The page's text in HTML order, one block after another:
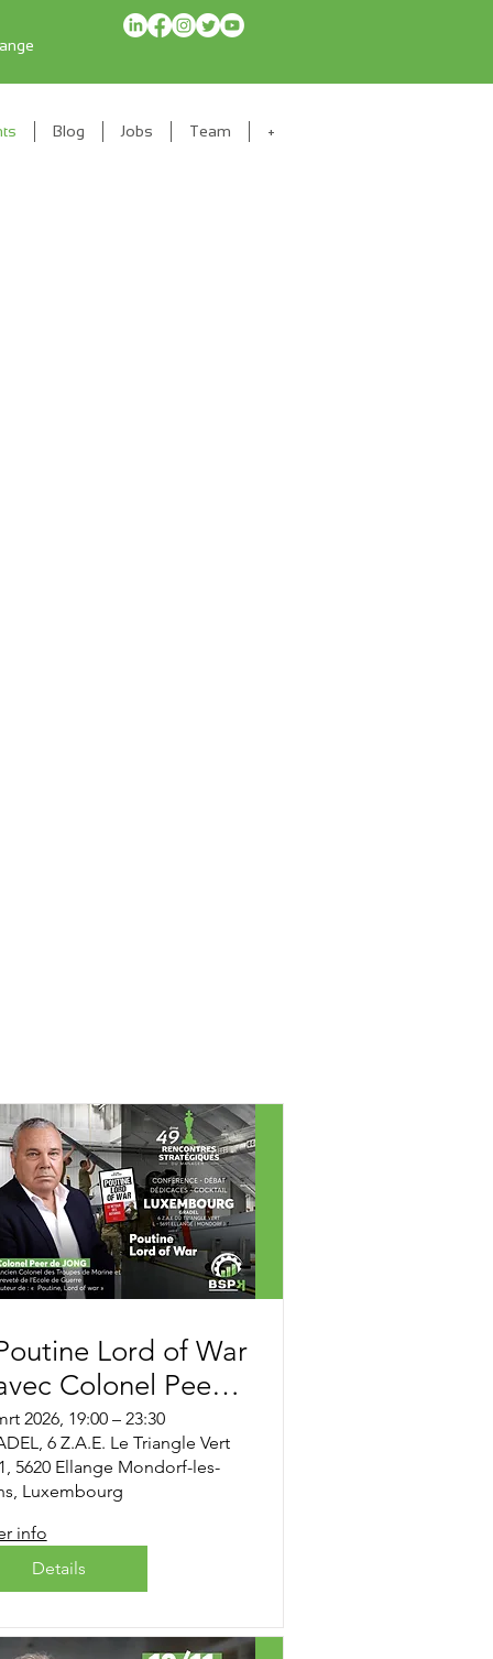
Blog Jobs Team +
Lord of War
Colonel Peer
JONG
2026, 19:00 – 23:30
6 Z.A.E. Le Triangle Vert
5620 Ellange Mondorf-les-
Luxembourg
info
Details